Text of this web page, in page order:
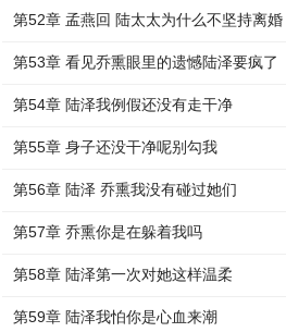
第52章 孟燕回 陆太太为什么不坚持离婚
第53章 看见乔熏眼里的遗憾陆泽要疯了
第54章 陆泽我例假还没有走干净
第55章 身子还没干净呢别勾我
第56章 陆泽 乔熏我没有碰过她们
第57章 乔熏你是在躲着我吗
第58章 陆泽第一次对她这样温柔
第59章 陆泽我怕你是心血来潮